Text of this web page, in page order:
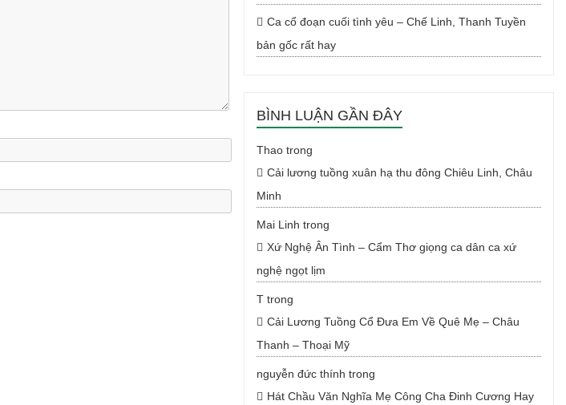
Ca cổ đoạn cuối tình yêu – Chế Linh, Thanh Tuyền
bản gốc rất hay
BÌNH LUẬN GẦN ĐÂY
Thaotrong
Cải lương tuồng xuân hạ thu đông Chiêu Linh, Châu
Minh
Mai Linh trong
Xứ Nghệ Ân Tình – Cẩm Thơ giọng ca dân ca xứ
nghệ ngọt lịm
Ttrong
Cải Lương Tuồng Cổ Đưa Em Về Quê Mẹ – Châu
Thanh – Thoại Mỹ
nguyễn đức thính trong
Hát Chầu Văn Nghĩa Mẹ Công Cha Đinh Cương Hay